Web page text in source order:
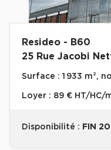
Resideo - B60
25 Rue Jacobi
Surface : 1 933 m²,
Loyer : 89 € HT/HC/
Disponibilité : FIN